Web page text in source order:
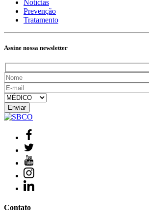
Notícias
Prevenção
Tratamento
Assine nossa newsletter
Contato